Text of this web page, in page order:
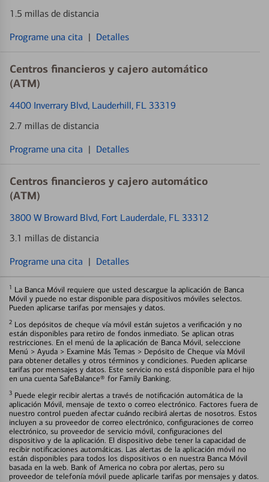
1.5 millas de distancia
Programe una cita | Detalles
Centros financieros y cajero automático
(ATM)
4400 Inverrary Blvd, Lauderhill, FL 33319
2.7 millas de distancia
Programe una cita | Detalles
Centros financieros y cajero automático
(ATM)
3800 W Broward Blvd, Fort Lauderdale, FL 33312
3.1 millas de distancia
Programe una cita | Detalles
1 La Banca Móvil requiere que usted descargue la aplicación de Banca
Móvil y puede no estar disponible para dispositivos móviles selectos.
Pueden aplicarse tarifas por mensajes y datos.
2 Los depósitos de cheque vía móvil están sujetos a verificación y no
están disponibles para retiro de fondos inmediato. Se aplican otras
restricciones. En el menú de la aplicación de Banca Móvil, seleccione
Menú > Ayuda > Examine Más Temas > Depósito de Cheque vía Móvil
para obtener detalles y otros términos y condiciones. Pueden aplicarse
tarifas por mensajes y datos. Este servicio no está disponible para el hijo
en una cuenta SafeBalance® for Family Banking.
3 Puede elegir recibir alertas a través de notificación automática de la
aplicación Móvil, mensaje de texto o correo electrónico. Factores fuera de
nuestro control pueden afectar cuándo recibirá alertas de nosotros. Estos
incluyen a su proveedor de correo electrónico, configuraciones de correo
electrónico, su proveedor de servicio móvil, configuraciones del
dispositivo y de la aplicación. El dispositivo debe tener la capacidad de
recibir notificaciones automáticas. Las alertas de la aplicación móvil no
están disponibles para todos los dispositivos o en nuestra Banca Móvil
basada en la web. Bank of America no cobra por alertas, pero su
proveedor de telefonía móvil puede aplicarle tarifas por mensajes y datos.